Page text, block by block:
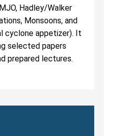
Hadley/Walker
Monsoons, and
cyclone appetizer). It
selected papers
prepared lectures.